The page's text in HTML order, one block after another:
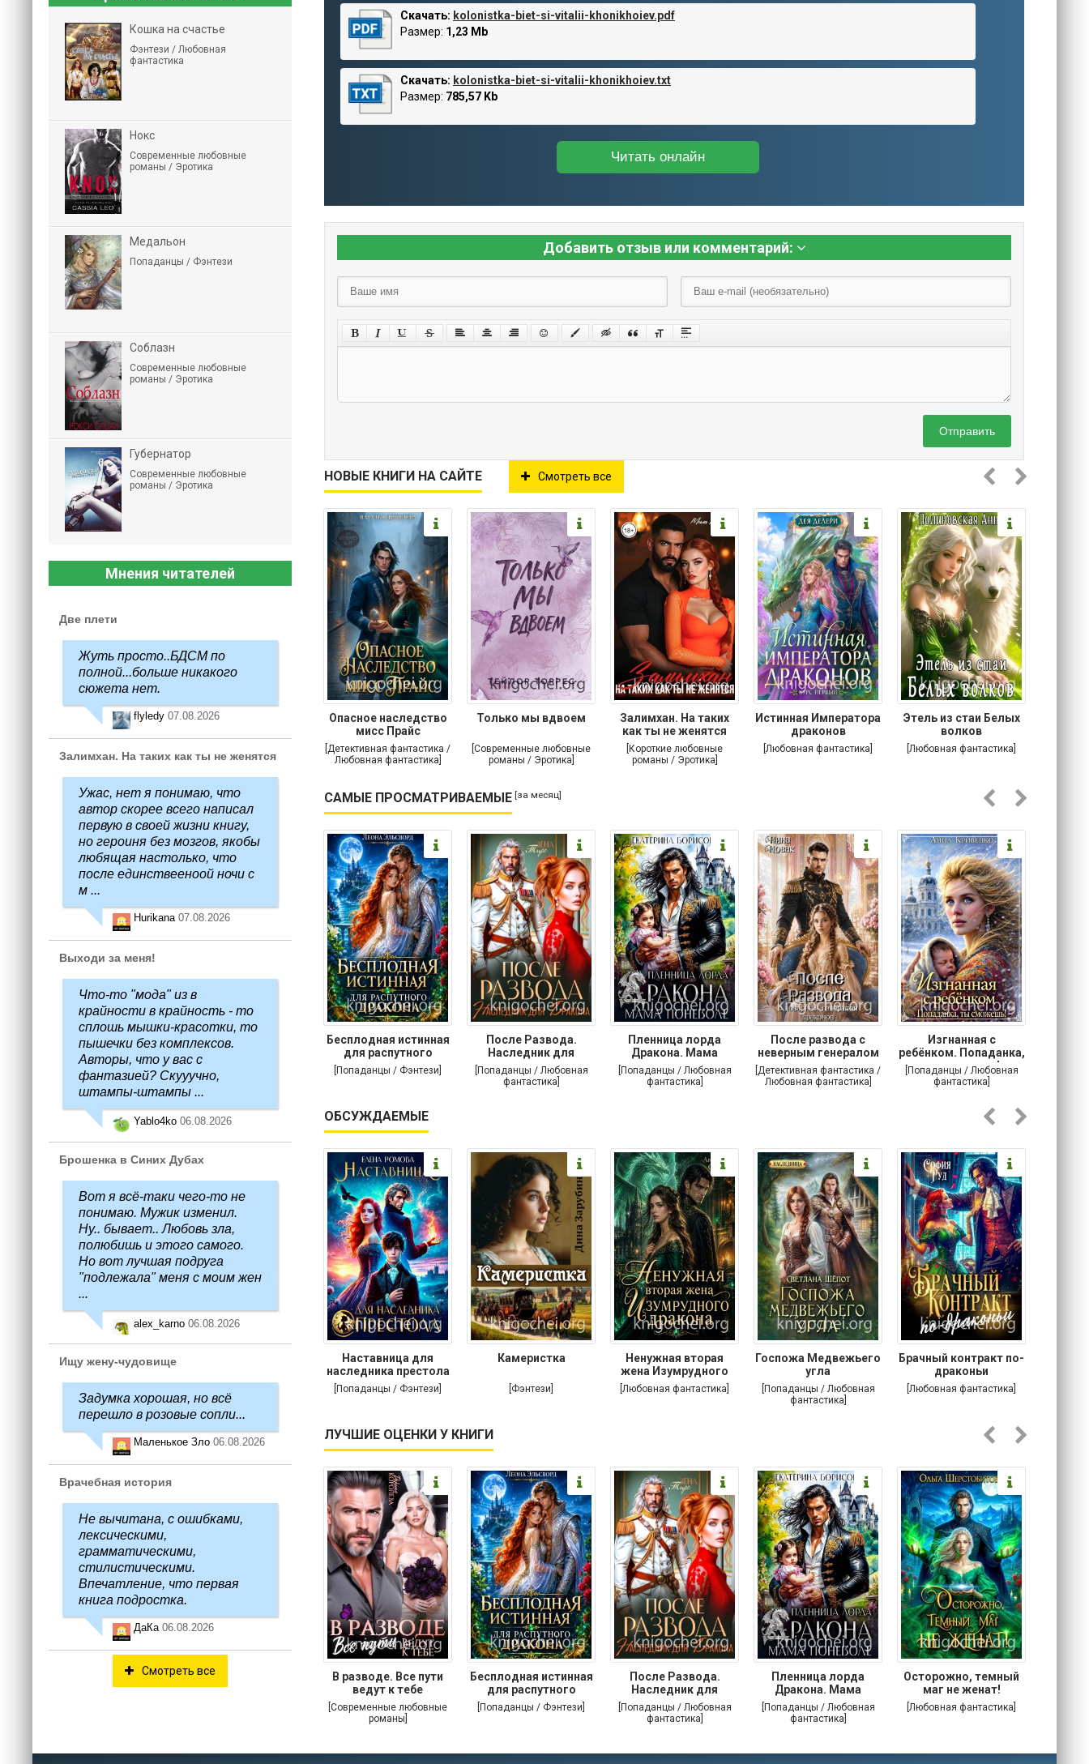
Скачать: kolonistka-biet-si-vitalii-khonikhoiev.pdf
Размер: 1,23 Mb
Скачать: kolonistka-biet-si-vitalii-khonikhoiev.txt
Размер: 785,57 Kb
Читать онлайн
Добавить отзыв или комментарий:
Отправить
НОВЫЕ КНИГИ НА САЙТЕ Смотреть все
Опасное наследство
мисс Прайс
[Детективная фантастика /
Любовная фантастика]
Только мы вдвоем
[Современные любовные
романы / Эротика]
Залимхан. На таких
как ты не женятся
[Короткие любовные
романы / Эротика]
Истинная Императора
драконов
[Любовная фантастика]
Этель из стаи Белых
волков
[Любовная фантастика]
САМЫЕ ПРОСМАТРИВАЕМЫЕ [за месяц]
Бесплодная истинная
для распутного
дракона
[Попаданцы / Фэнтези]
После Развода.
Наследник для
дракона
[Попаданцы / Любовная
фантастика]
Пленница лорда
Дракона. Мама
поневоле
[Попаданцы / Любовная
фантастика]
После развода с
неверным генералом
драконов
[Детективная фантастика /
Любовная фантастика]
Изгнанная с
ребёнком. Попаданка,
ты сможешь!
[Попаданцы / Любовная
фантастика]
ОБСУЖДАЕМЫЕ
Наставница для
наследника престола
[Попаданцы / Фэнтези]
Камеристка
[Фэнтези]
Ненужная вторая
жена Изумрудного
дракона
[Любовная фантастика]
Госпожа Медвежьего
угла
[Попаданцы / Любовная
фантастика]
Брачный контракт по-
драконьи
[Любовная фантастика]
ЛУЧШИЕ ОЦЕНКИ У КНИГИ
В разводе. Все пути
ведут к тебе
[Современные любовные
романы]
Бесплодная истинная
для распутного
дракона
[Попаданцы / Фэнтези]
После Развода.
Наследник для
дракона
[Попаданцы / Любовная
фантастика]
Пленница лорда
Дракона. Мама
поневоле
[Попаданцы / Любовная
фантастика]
Осторожно, темный
маг не женат!
[Любовная фантастика]
Кошка на счастье
Фэнтези / Любовная
фантастика
Нокс
Современные любовные
романы / Эротика
Медальон
Попаданцы / Фэнтези
Соблазн
Современные любовные
романы / Эротика
Губернатор
Современные любовные
романы / Эротика
Мнения читателей
Две плети
Жуть просто..БДСМ по
полной...больше никакого
сюжета нет.
flyledy 07.08.2026
Залимхан. На таких как ты не женятся
Ужас, нет я понимаю, что
автор скорее всего написал
первую в своей жизни книгу,
но героиня без мозгов, якобы
любящая настолько, что
после единствееноой ночи с
м ...
Hurikana 07.08.2026
Выходи за меня!
Что-то "мода" из в
крайности в крайность - то
сплошь мышки-красотки, то
пышечки без комплексов.
Авторы, что у вас с
фантазией? Скууучно,
штампы-штампы ...
Yablo4ko 06.08.2026
Брошенка в Синих Дубах
Вот я всё-таки чего-то не
понимаю. Мужик изменил.
Ну.. бывает.. Любовь зла,
полюбишь и этого самого.
Но вот лучшая подруга
"подлежала" меня с моим жен
...
alex_karno 06.08.2026
Ищу жену-чудовище
Задумка хорошая, но всё
перешло в розовые сопли...
Маленькое Зло 06.08.2026
Врачебная история
Не вычитана, с ошибками,
лексическими,
грамматическими,
стилистическими.
Впечатление, что первая
книга подростка.
ДаКа 06.08.2026
Смотреть все